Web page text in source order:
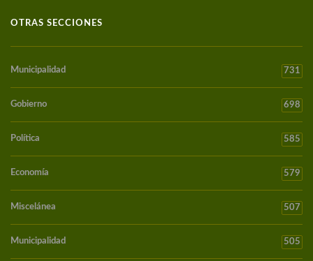
OTRAS SECCIONES
Municipalidad 731
Gobierno 698
Política 585
Economía 579
Miscelánea 507
Municipalidad 505